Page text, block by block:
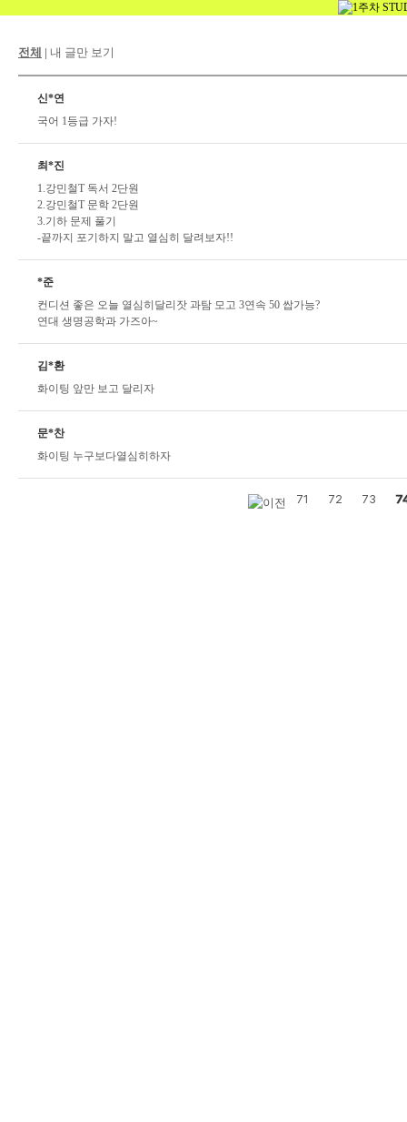
전체 | 내 글만 보기
신*연
국어 1등급 가자!
최*진
1.강민철T 독서 2단원
2.강민철T 문학 2단원
3.기하 문제 풀기
-끝까지 포기하지 말고 열심히 달려보자!!
*준
컨디션 좋은 오늘 열심히달리잣 과탐 모고 3연속 50 쌉가능?
연대 생명공학과 가즈아~
김*환
화이팅 앞만 보고 달리자
문*찬
화이팅 누구보다열심히하자
71 72 73